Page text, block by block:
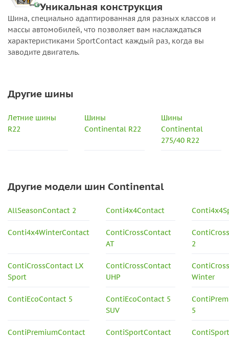
Уникальная конструкция
Шина, специально адаптированная для разных классов и
массы автомобилей, что позволяет вам наслаждаться
характеристиками SportContact каждый раз, когда вы
заводите двигатель.
Другие шины
Летние шины
R22
Шины
Continental R22
Шины
Continental
275/40 R22
Другие модели шин Continental
AllSeasonContact 2 Conti4x4Contact
Conti4x4WinterContact
ContiCrossContact
AT
2
ContiCrossContact LX
Sport
ContiCrossContact
UHP
Winter
ContiEcoContact 5
ContiEcoContact 5
SUV
5
ContiPremiumContact
ContiSportContact